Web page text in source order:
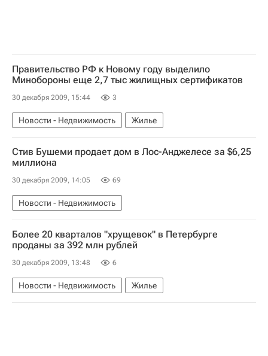
Правительство РФ к Новому году выделило
Минобороны еще 2,7 тыс жилищных сертификатов
30 декабря 2009, 15:44 3
Новости - Недвижимость Жилье
Стив Бушеми продает дом в Лос-Анджелесе за $6,25
миллиона
30 декабря 2009, 14:05 69
Новости - Недвижимость
Более 20 кварталов "хрущевок" в Петербурге
проданы за 392 млн рублей
30 декабря 2009, 13:48 6
Новости - Недвижимость Жилье